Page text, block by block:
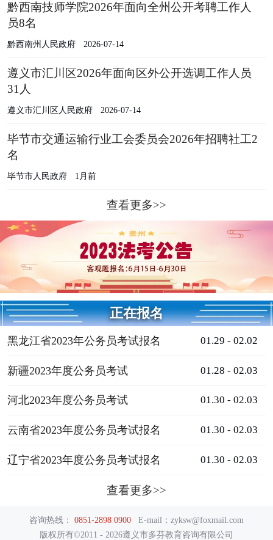
黔西南技师学院2026年面向全州公开考聘工作人
员8名
黔西南州人民政府 2026-07-14
遵义市汇川区2026年面向区外公开选调工作人员
31人
遵义市汇川区人民政府 2026-07-14
毕节市交通运输行业工会委员会2026年招聘社工2
名
毕节市人民政府 1月前
查看更多>>
正在报名
黑龙江省2023年公务员考试报名 01.29 - 02.02
新疆2023年度公务员考试 01.28 - 02.03
河北2023年度公务员考试 01.30 - 02.03
云南省2023年度公务员考试报名 01.30 - 02.03
辽宁省2023年度公务员考试报名 01.30 - 02.03
查看更多>>
咨询热线：0851-2898 0900
E-mail：zyksw@foxmail.com
版权所有©2011 - 2026遵义市多芬教育咨询有限公司